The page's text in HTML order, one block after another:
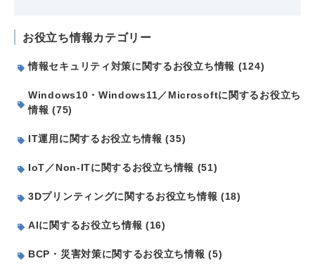
お役立ち情報カテゴリー
情報セキュリティ対策に関するお役立ち情報 (124)
Windows10・Windows11／Microsoftに関するお役立ち
情報 (75)
IT運用に関するお役立ち情報 (35)
IoT／Non-ITに関するお役立ち情報 (51)
3Dプリンティングに関するお役立ち情報 (18)
AIに関するお役立ち情報 (16)
BCP・災害対策に関するお役立ち情報 (5)